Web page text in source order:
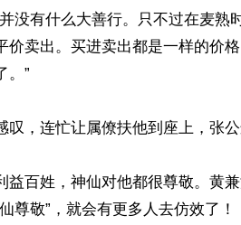
没有什么大善行。只不过在麦熟
价卖出。买进卖出都是一样的价
。”
叹，连忙让属僚扶他到座上，张公
益百姓，神仙对他都很尊敬。黄
尊敬”，就会有更多人去仿效了！